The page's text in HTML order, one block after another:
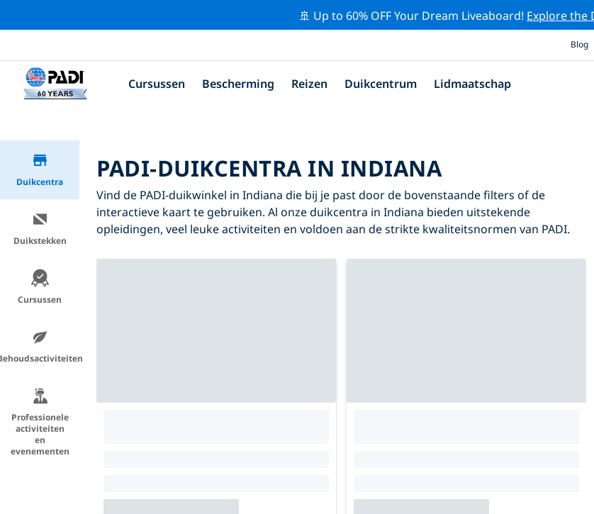
🚢 Up to 60% OFF Your Dream Liveaboard! Explore the
Blog
Cursussen Bescherming Reizen Duikcentrum Lidmaatschap
Duikcentra
Duikstekken
Cursussen
Professionele
activiteiten
en
evenementen
PADI-DUIKCENTRA IN INDIANA
Vind de PADI-duikwinkel in Indiana die bij je past door de bovenstaande filters of de
interactieve kaart te gebruiken. Al onze duikcentra in Indiana bieden uitstekende
opleidingen, veel leuke activiteiten en voldoen aan de strikte kwaliteitsnormen van PADI.